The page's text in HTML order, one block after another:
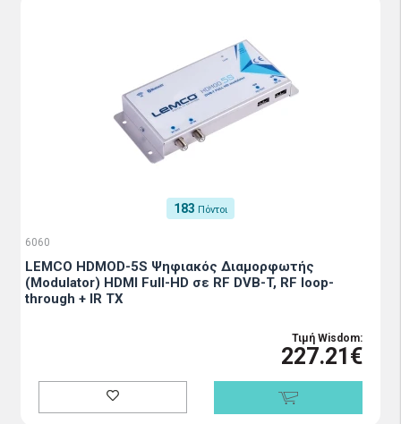
183 Πόντοι
6060
LEMCO HDMOD-5S Ψηφιακός Διαμορφωτής
(Modulator) HDMI Full-HD σε RF DVB-T, RF loop-
through + IR TX
Τιμή Wisdom:
227.21€